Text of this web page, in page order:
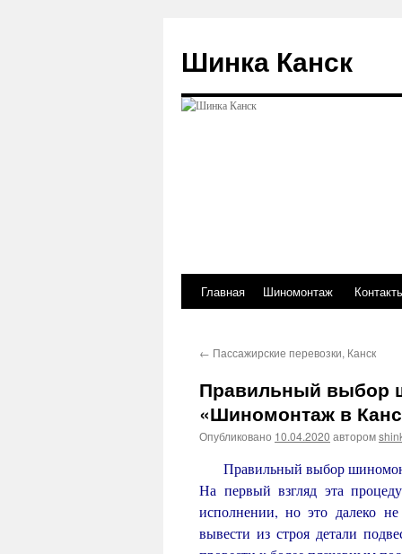
содержимому
Шинка Канск
Главная Шиномонтаж
← Пассажирские перевозки, Канск
Правильный выбор
«Шиномонтаж в
Опубликовано 10.04.2020 автором
Правильный выбор
На первый взгляд эта
исполнении, но это далеко
вывести из строя детали